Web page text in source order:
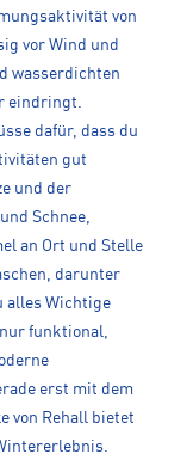
von
vor Wind und
wasserdichten
eindringt.
dafür, dass du
gut
und der
Schnee,
an Ort und Stelle
darunter
alles Wichtige
funktional,
erst mit dem
von Rehall bietet